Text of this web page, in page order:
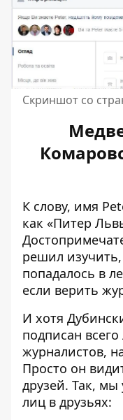
Скриншот со
К слову, имя
как «Питер
решил
попадалось в
если верить
И хотя
подписан
журналистов,
Просто он
друзей. Так, мы
лиц в друзьях: